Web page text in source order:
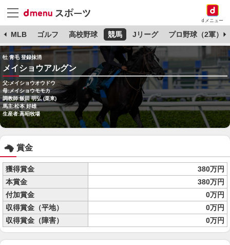
dメニュー
MLB ゴルフ 高校野球 競馬 Jリーグ プロ野球（2軍）
牡 青毛 登録抹消
メイショウアルグン
父:メイショウオウドウ
母:メイショウモモカ
調教師:飯田 明弘 (栗東)
馬主:松本 好雄
生産者:高昭牧場
賞金
獲得賞金
380万円
本賞金
380万円
付加賞金
0万円
収得賞金（平地）
0万円
収得賞金（障害）
0万円